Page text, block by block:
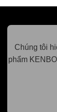
Chúng tôi
phẩm